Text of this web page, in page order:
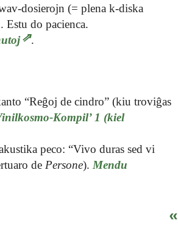
dosierojn (= plena k-diska
. Estu do pacienca.
.
“Reĝoj de cindro” (kiu troviĝas
Kompil’ 1 (kiel
peco: “Vivo duras sed vi
de Persone). Mendu
«